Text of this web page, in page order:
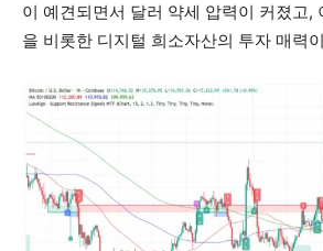
이 예견되면서 달러 약세 압력이 커졌고,
을 비롯한 디지털 희소자산의 투자 매력